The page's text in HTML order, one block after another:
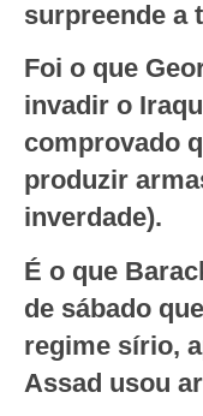
surpreende a
Foi o que
invadir o
comprovado
produzir
inverdade).
É o que
de sábado
regime sírio,
Assad usou